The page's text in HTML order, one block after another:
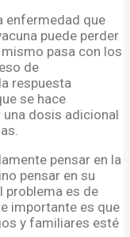
enfermedad que
puede perder
pasa con los
de
respuesta
se hace
dosis adicional
pensar en la
pensar en su
problema es de
importante es que
y familiares esté